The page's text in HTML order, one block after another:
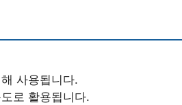
사용됩니다.
로 활용됩니다.